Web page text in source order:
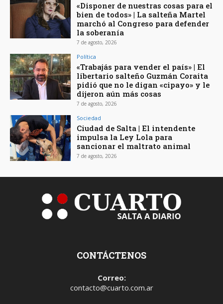
«Disponer de nuestras cosas para el
bien de todos» | La salteña Martel
marchó al Congreso para defender
la soberanía
7 de agosto, 2026
Política
«Trabajás para vender el país» | El
libertario salteño Guzmán Coraita
pidió que no le digan «cipayo» y le
dijeron aún más cosas
7 de agosto, 2026
Sociedad
Ciudad de Salta | El intendente
impulsa la Ley Lola para
sancionar el maltrato animal
7 de agosto, 2026
CONTÁCTENOS
Correo:
contacto@cuarto.com.ar